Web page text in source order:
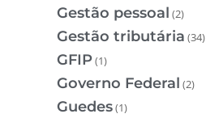
Gestão pessoal (2)
Gestão tributária (34)
GFIP(1)
Governo Federal (2)
Guedes(1)